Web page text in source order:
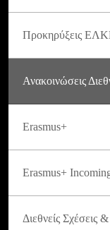
Προκηρύξεις
Ανακοινώσεις
Erasmus+
Erasmus+
Διεθνείς Σχέσεις